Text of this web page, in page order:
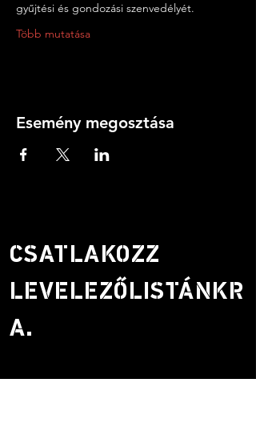
gyűjtési és gondozási szenvedélyét.
Több mutatása
Esemény megosztása
CSATLAKOZZ
LEVELEZŐLISTÁNKR
A.